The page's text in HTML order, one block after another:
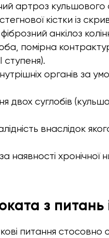
артроз кульшового
кістки із
анкілоз
помірна
ступеня).
органів за
двох суглобів
внаслідок
хронічної
з питань
питання стосовно